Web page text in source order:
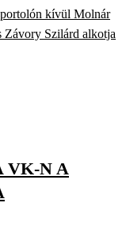
kívül Molnár
Závory Szilárd alkotja
VK-N A